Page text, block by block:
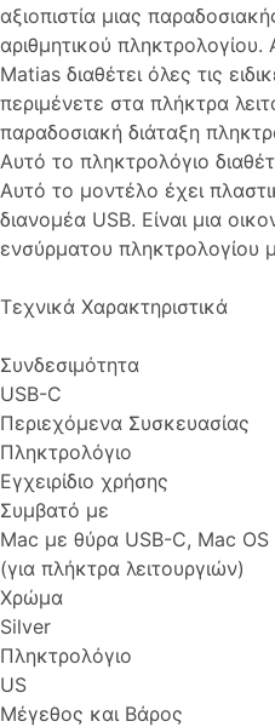
αξιοπιστία μιας
αριθμητικού
Matias διαθέτει όλες τις
περιμένετε στα πλήκτρα
παραδοσιακή διάταξη
Αυτό το πληκτρολόγιο
Αυτό το μοντέλο έχει
διανομέα USB. Είναι μια
ενσύρματου πληκτρολογίου
Τεχνικά Χαρακτηριστικά
Συνδεσιμότητα
USB-C
Περιεχόμενα Συσκευασίας
Πληκτρολόγιο
Εγχειρίδιο χρήσης
Συμβατό με
Mac με θύρα USB-C, Mac
(για πλήκτρα λειτουργιών)
Χρώμα
Silver
Πληκτρολόγιο
US
Μέγεθος και Βάρος